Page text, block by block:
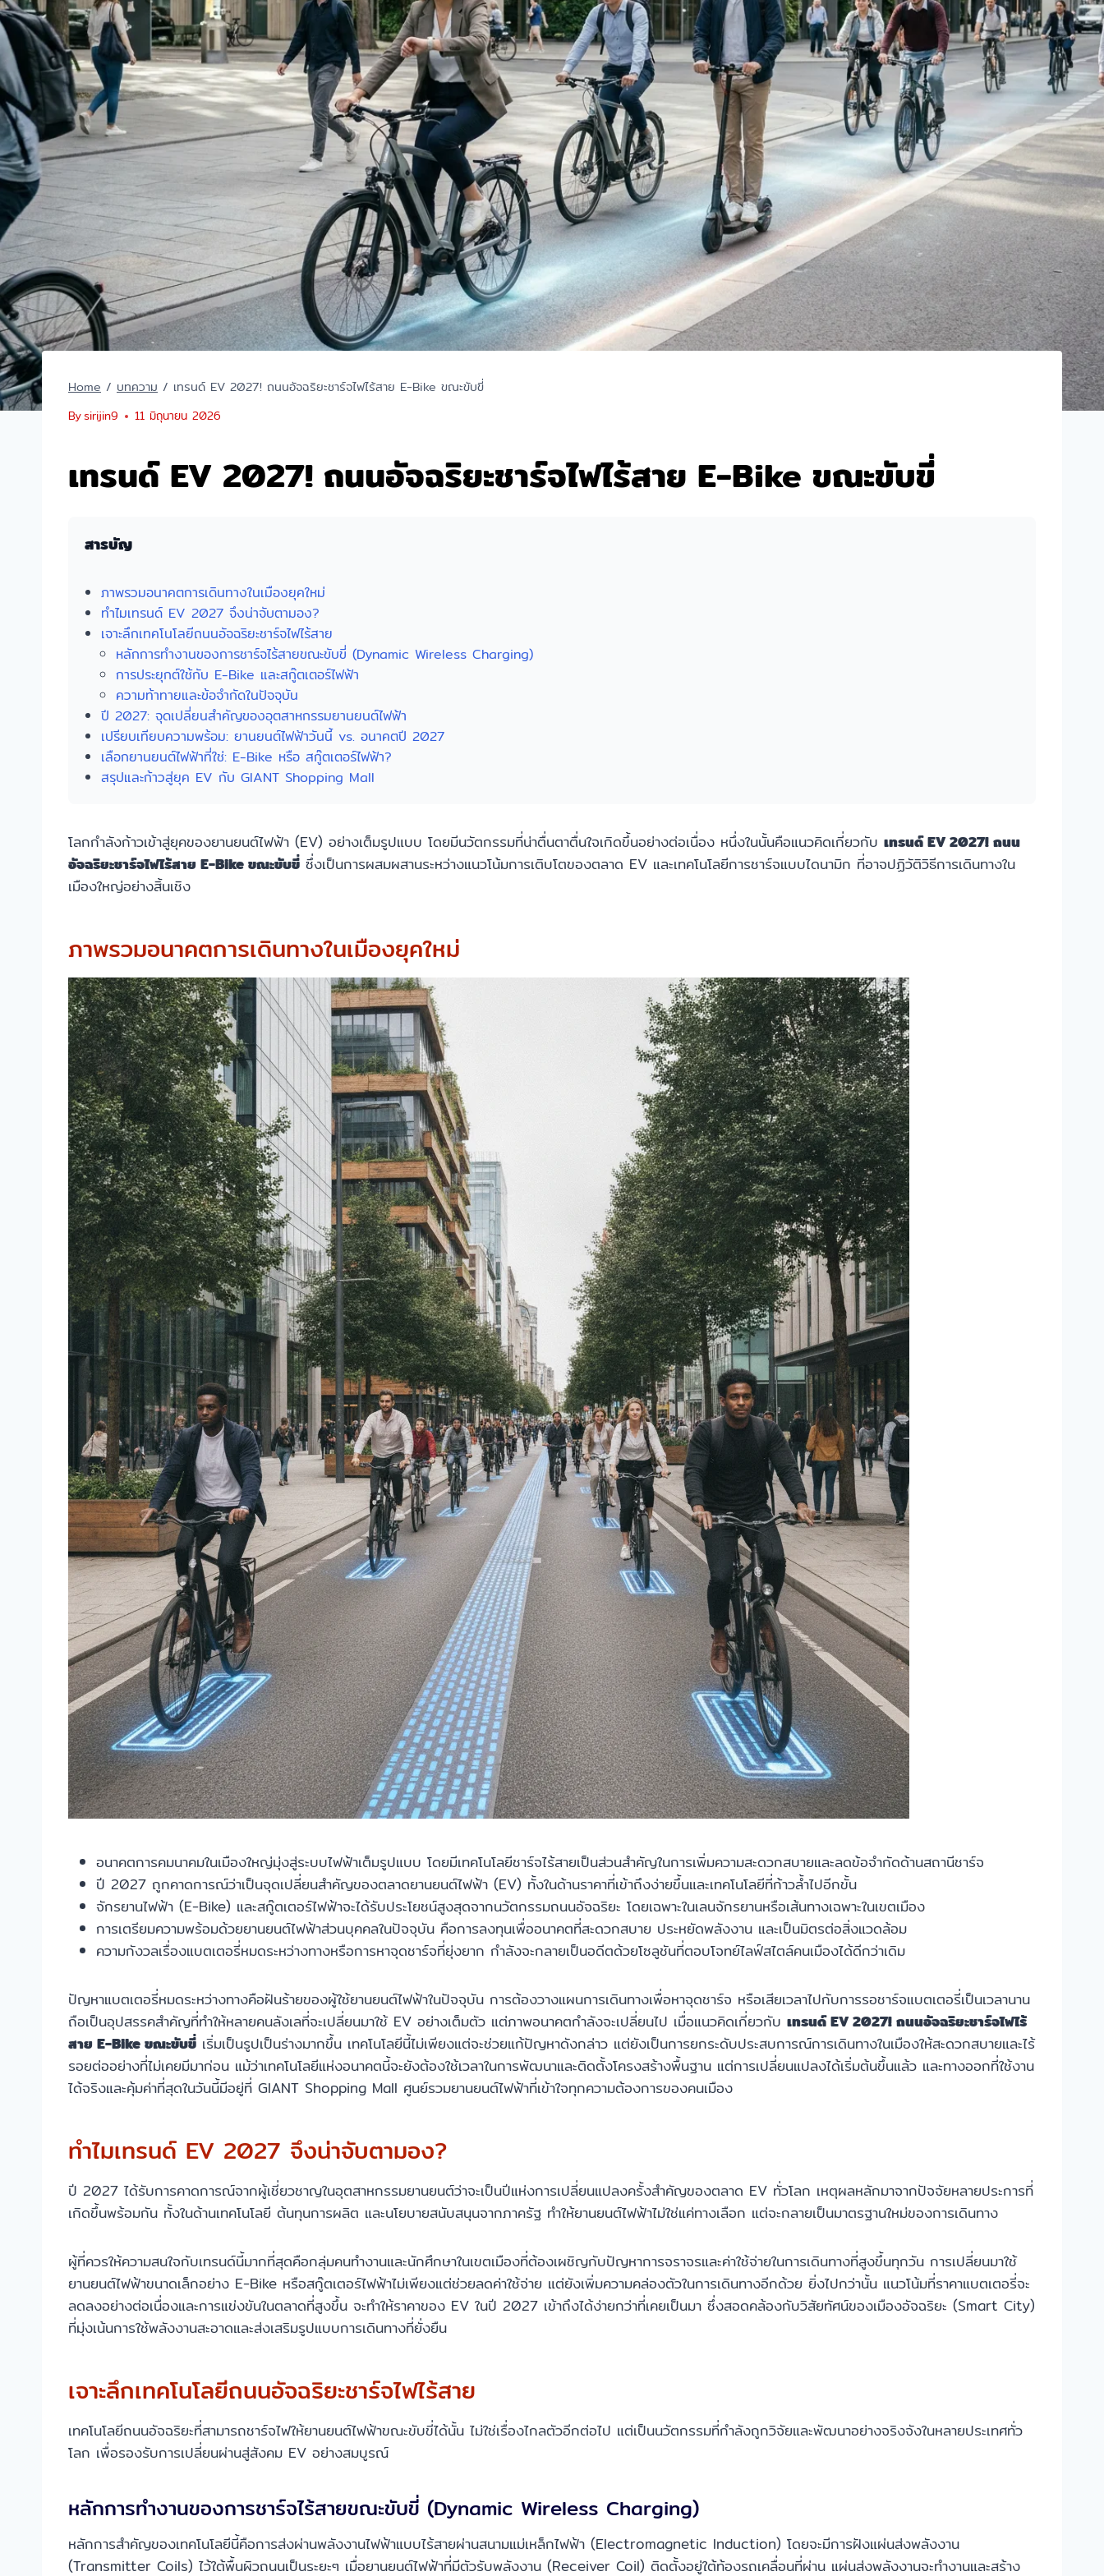
Home / บทความ / เทรนด์ EV 2027! ถนนอัจฉริยะชาร์จไฟไร้สาย E-Bike ขณะขับขี่
Bysirijin9 11 มิถุนายน 2026
เทรนด์ EV 2027! ถนนอัจฉริยะชาร์จไฟไร้สาย E-Bike ขณะขับขี่
สารบัญ
ภาพรวมอนาคตการเดินทางในเมืองยุคใหม่
ทำไมเทรนด์ EV 2027 จึงน่าจับตามอง?
เจาะลึกเทคโนโลยีถนนอัจฉริยะชาร์จไฟไร้สาย
หลักการทำงานของการชาร์จไร้สายขณะขับขี่ (Dynamic Wireless Charging)
การประยุกต์ใช้กับ E-Bike และสกู๊ตเตอร์ไฟฟ้า
ความท้าทายและข้อจำกัดในปัจจุบัน
ปี 2027: จุดเปลี่ยนสำคัญของอุตสาหกรรมยานยนต์ไฟฟ้า
เปรียบเทียบความพร้อม: ยานยนต์ไฟฟ้าวันนี้ vs. อนาคตปี 2027
เลือกยานยนต์ไฟฟ้าที่ใช่: E-Bike หรือ สกู๊ตเตอร์ไฟฟ้า?
สรุปและก้าวสู่ยุค EV กับ GIANT Shopping Mall
โลกกำลังก้าวเข้าสู่ยุคของยานยนต์ไฟฟ้า (EV) อย่างเต็มรูปแบบ โดยมีนวัตกรรมที่น่าตื่นตาตื่นใจเกิดขึ้นอย่างต่อเนื่อง หนึ่งในนั้นคือแนวคิดเกี่ยวกับ เทรนด์ EV 2027! ถนน
อัจฉริยะชาร์จไฟไร้สาย E-Bike ขณะขับขี่ ซึ่งเป็นการผสมผสานระหว่างแนวโน้มการเติบโตของตลาด EV และเทคโนโลยีการชาร์จแบบไดนามิก ที่อาจปฏิวัติวิธีการเดินทางใน
เมืองใหญ่อย่างสิ้นเชิง
ภาพรวมอนาคตการเดินทางในเมืองยุคใหม่
อนาคตการคมนาคมในเมืองใหญ่มุ่งสู่ระบบไฟฟ้าเต็มรูปแบบ โดยมีเทคโนโลยีชาร์จไร้สายเป็นส่วนสำคัญในการเพิ่มความสะดวกสบายและลดข้อจำกัดด้านสถานีชาร์จ
ปี 2027 ถูกคาดการณ์ว่าเป็นจุดเปลี่ยนสำคัญของตลาดยานยนต์ไฟฟ้า (EV) ทั้งในด้านราคาที่เข้าถึงง่ายขึ้นและเทคโนโลยีที่ก้าวล้ำไปอีกขั้น
จักรยานไฟฟ้า (E-Bike) และสกู๊ตเตอร์ไฟฟ้าจะได้รับประโยชน์สูงสุดจากนวัตกรรมถนนอัจฉริยะ โดยเฉพาะในเลนจักรยานหรือเส้นทางเฉพาะในเขตเมือง
การเตรียมความพร้อมด้วยยานยนต์ไฟฟ้าส่วนบุคคลในปัจจุบัน คือการลงทุนเพื่ออนาคตที่สะดวกสบาย ประหยัดพลังงาน และเป็นมิตรต่อสิ่งแวดล้อม
ความกังวลเรื่องแบตเตอรี่หมดระหว่างทางหรือการหาจุดชาร์จที่ยุ่งยาก กำลังจะกลายเป็นอดีตด้วยโซลูชันที่ตอบโจทย์ไลฟ์สไตล์คนเมืองได้ดีกว่าเดิม
ปัญหาแบตเตอรี่หมดระหว่างทางคือฝันร้ายของผู้ใช้ยานยนต์ไฟฟ้าในปัจจุบัน การต้องวางแผนการเดินทางเพื่อหาจุดชาร์จ หรือเสียเวลาไปกับการรอชาร์จแบตเตอรี่เป็นเวลานาน
ถือเป็นอุปสรรคสำคัญที่ทำให้หลายคนลังเลที่จะเปลี่ยนมาใช้ EV อย่างเต็มตัว แต่ภาพอนาคตกำลังจะเปลี่ยนไป เมื่อแนวคิดเกี่ยวกับ เทรนด์ EV 2027! ถนนอัจฉริยะชาร์จไฟไร้
สาย E-Bike ขณะขับขี่ เริ่มเป็นรูปเป็นร่างมากขึ้น เทคโนโลยีนี้ไม่เพียงแต่จะช่วยแก้ปัญหาดังกล่าว แต่ยังเป็นการยกระดับประสบการณ์การเดินทางในเมืองให้สะดวกสบายและไร้
รอยต่ออย่างที่ไม่เคยมีมาก่อน แม้ว่าเทคโนโลยีแห่งอนาคตนี้จะยังต้องใช้เวลาในการพัฒนาและติดตั้งโครงสร้างพื้นฐาน แต่การเปลี่ยนแปลงได้เริ่มต้นขึ้นแล้ว และทางออกที่ใช้งาน
ได้จริงและคุ้มค่าที่สุดในวันนี้มีอยู่ที่ GIANT Shopping Mall ศูนย์รวมยานยนต์ไฟฟ้าที่เข้าใจทุกความต้องการของคนเมือง
ทำไมเทรนด์ EV 2027 จึงน่าจับตามอง?
ปี 2027 ได้รับการคาดการณ์จากผู้เชี่ยวชาญในอุตสาหกรรมยานยนต์ว่าจะเป็นปีแห่งการเปลี่ยนแปลงครั้งสำคัญของตลาด EV ทั่วโลก เหตุผลหลักมาจากปัจจัยหลายประการที่
เกิดขึ้นพร้อมกัน ทั้งในด้านเทคโนโลยี ต้นทุนการผลิต และนโยบายสนับสนุนจากภาครัฐ ทำให้ยานยนต์ไฟฟ้าไม่ใช่แค่ทางเลือก แต่จะกลายเป็นมาตรฐานใหม่ของการเดินทาง
ผู้ที่ควรให้ความสนใจกับเทรนด์นี้มากที่สุดคือกลุ่มคนทำงานและนักศึกษาในเขตเมืองที่ต้องเผชิญกับปัญหาการจราจรและค่าใช้จ่ายในการเดินทางที่สูงขึ้นทุกวัน การเปลี่ยนมาใช้
ยานยนต์ไฟฟ้าขนาดเล็กอย่าง E-Bike หรือสกู๊ตเตอร์ไฟฟ้าไม่เพียงแต่ช่วยลดค่าใช้จ่าย แต่ยังเพิ่มความคล่องตัวในการเดินทางอีกด้วย ยิ่งไปกว่านั้น แนวโน้มที่ราคาแบตเตอรี่จะ
ลดลงอย่างต่อเนื่องและการแข่งขันในตลาดที่สูงขึ้น จะทำให้ราคาของ EV ในปี 2027 เข้าถึงได้ง่ายกว่าที่เคยเป็นมา ซึ่งสอดคล้องกับวิสัยทัศน์ของเมืองอัจฉริยะ (Smart City)
ที่มุ่งเน้นการใช้พลังงานสะอาดและส่งเสริมรูปแบบการเดินทางที่ยั่งยืน
เจาะลึกเทคโนโลยีถนนอัจฉริยะชาร์จไฟไร้สาย
เทคโนโลยีถนนอัจฉริยะที่สามารถชาร์จไฟให้ยานยนต์ไฟฟ้าขณะขับขี่ได้นั้น ไม่ใช่เรื่องไกลตัวอีกต่อไป แต่เป็นนวัตกรรมที่กำลังถูกวิจัยและพัฒนาอย่างจริงจังในหลายประเทศทั่ว
โลก เพื่อรองรับการเปลี่ยนผ่านสู่สังคม EV อย่างสมบูรณ์
หลักการทำงานของการชาร์จไร้สายขณะขับขี่ (Dynamic Wireless Charging)
หลักการสำคัญของเทคโนโลยีนี้คือการส่งผ่านพลังงานไฟฟ้าแบบไร้สายผ่านสนามแม่เหล็กไฟฟ้า (Electromagnetic Induction) โดยจะมีการฝังแผ่นส่งพลังงาน
(Transmitter Coils) ไว้ใต้พื้นผิวถนนเป็นระยะๆ เมื่อยานยนต์ไฟฟ้าที่มีตัวรับพลังงาน (Receiver Coil) ติดตั้งอยู่ใต้ท้องรถเคลื่อนที่ผ่าน แผ่นส่งพลังงานจะทำงานและสร้าง